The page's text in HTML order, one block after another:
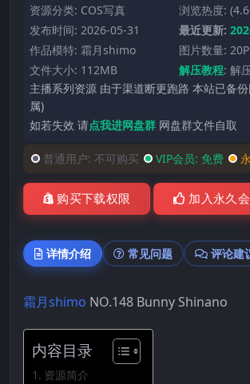
资源分类: COS写真
浏览热度:
发布时间: 2026-05-31
最近更新:
作品模特: 霜月shimo
图片数量: 20P
文件大小: 112MB
解压教程: 解
主播系列资源 由于渠道断更跑路 本站已备
属)
如若失效 请点我进网盘群 网盘群文件自取
普通用户: 不可购买 VIP会员: 免费
购买下载权限 加入永久
详情介绍 常见问题 评论建
霜月shimo NO.148 Bunny Shinano
内容目录
资源简介